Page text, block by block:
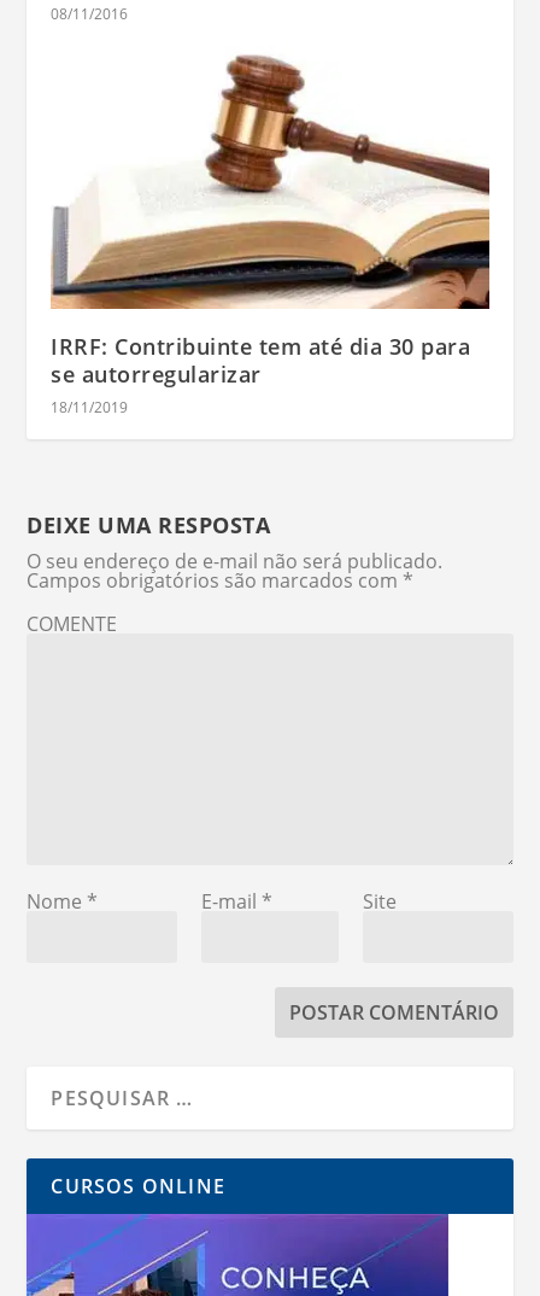
08/11/2016
IRRF: Contribuinte tem até dia 30 para
se autorregularizar
18/11/2019
DEIXE UMA RESPOSTA
O seu endereço de e-mail não será publicado.
Campos obrigatórios são marcados com *
COMENTE
Nome * E-mail * Site
CURSOS ONLINE